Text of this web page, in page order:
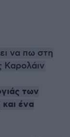
να πω στη
Καρολάιν
των
ένα